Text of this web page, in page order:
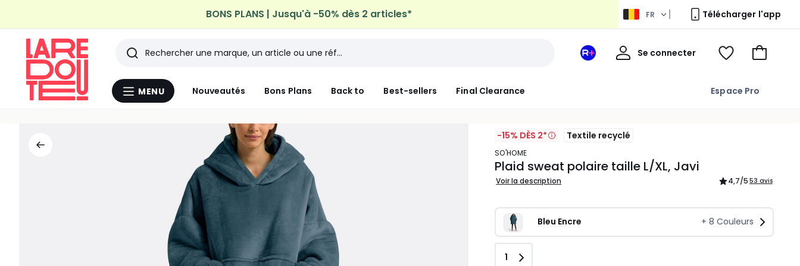
BONS PLANS | Jusqu'à -50% dès 2 articles* FR Télécharger l'app
Menu
MENU Nouveautés Bons Plans Back to Best-sellers Final Clearance Espace Pro
Rechercher
Les
derniers
consultés
Mon
Se connecter
Mon
Voir
Aller
-15% DÈS 2* Textile recyclé
SO'HOME
Plaid sweat polaire taille L/XL, Javi
Voir la description 4,7/5 53 avis
Bleu Encre + 8 Couleurs
Quantité
1